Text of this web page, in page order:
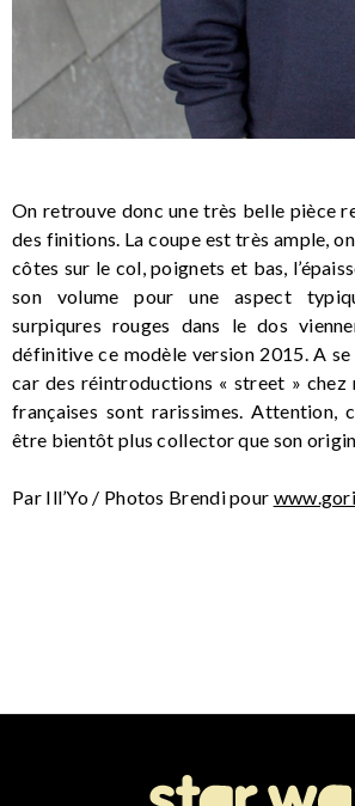
On retrouve donc une très belle pièce
des finitions. La coupe est très ample,
côtes sur le col, poignets et bas,
son volume pour une aspect
surpiqures rouges dans le dos
définitive ce modèle version 2015. A se
car des réintroductions « street » chez
françaises sont rarissimes. Attention,
être bientôt plus collector que son
Par Ill’Yo / Photos Brendi pour